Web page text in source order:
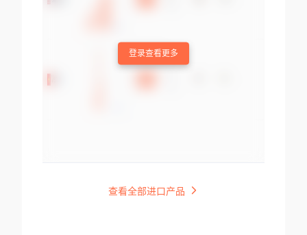
登录查看更多
查看全部进口产品